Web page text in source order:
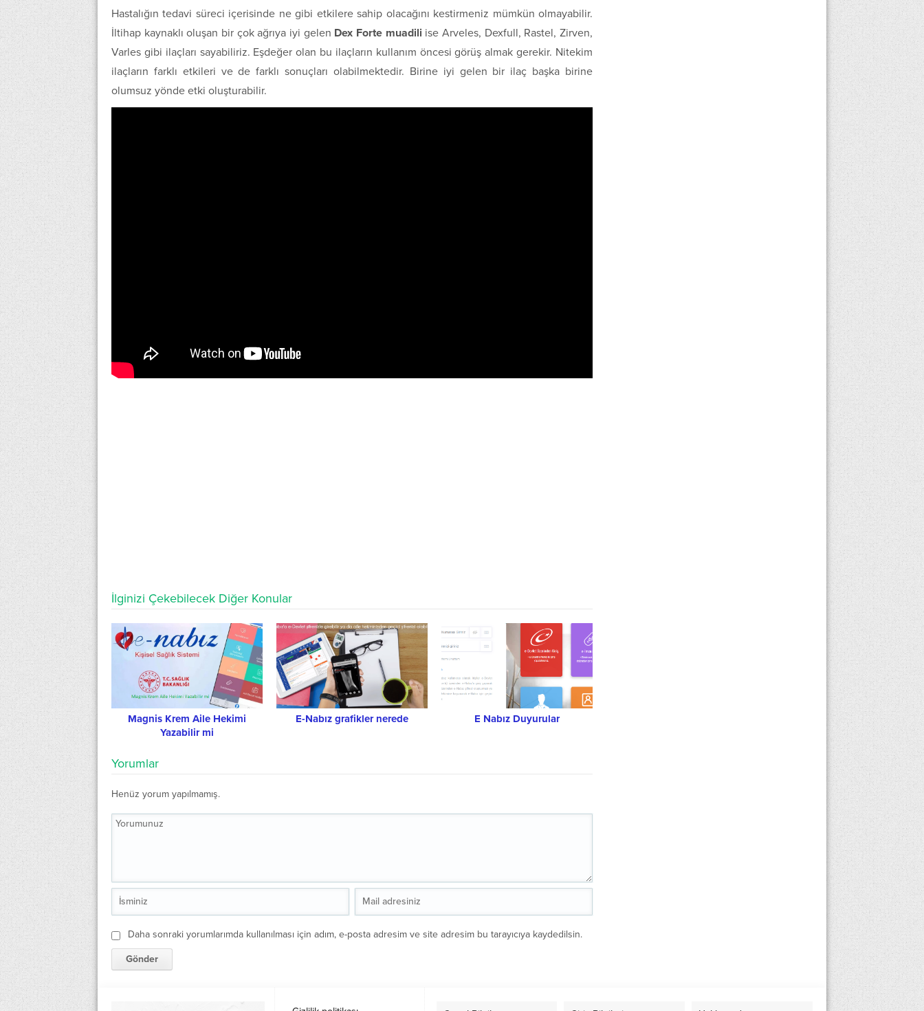
Hastalığın tedavi süreci içerisinde ne gibi etkilere sahip olacağını kestirmeniz mümkün olmayabilir.
İltihap kaynaklı oluşan bir çok ağrıya iyi gelen Dex Forte muadili ise Arveles, Dexfull, Rastel, Zirven,
Varles gibi ilaçları sayabiliriz. Eşdeğer olan bu ilaçların kullanım öncesi görüş almak gerekir. Nitekim
ilaçların farklı etkileri ve de farklı sonuçları olabilmektedir. Birine iyi gelen bir ilaç başka birine
olumsuz yönde etki oluşturabilir.
İlginizi Çekebilecek Diğer Konular
Magnis Krem Aile Hekimi
Yazabilir mi
E-Nabız grafikler nerede E Nabız Duyurular
Yorumlar
Henüz yorum yapılmamış.
Daha sonraki yorumlarımda kullanılması için adım, e-posta adresim ve site adresim bu tarayıcıya kaydedilsin.